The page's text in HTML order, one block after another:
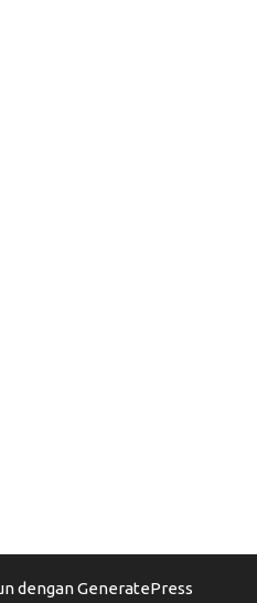
denganGeneratePress